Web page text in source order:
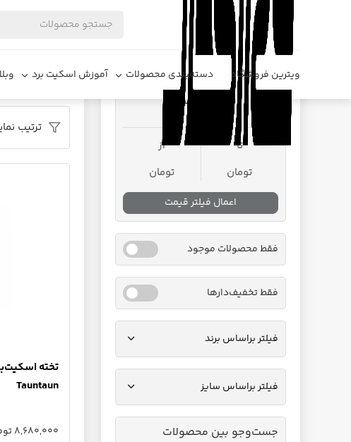
ویترین فروشگاه دسته‌بندی محصولات آموزش اسکیت برد
محدوده قیمت
تا
تومان
از
تومان
اعمال فیلتر قیمت
فقط محصولات موجود
فقط تخفیف‌دارها
فیلتر براساس برند
فیلتر براساس سایز
جست‌وجو بین محصولات
فروشگاه دیزایر
ترتیب
Tauntaun
8,680,000 تومان